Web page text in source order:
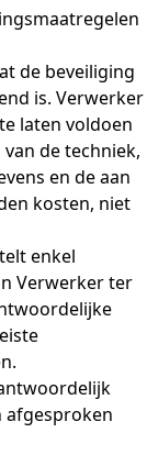
de beveiliging
is. Verwerker
laten voldoen
de techniek,
en de aan
kosten, niet
enkel
Verwerker ter
afgesproken